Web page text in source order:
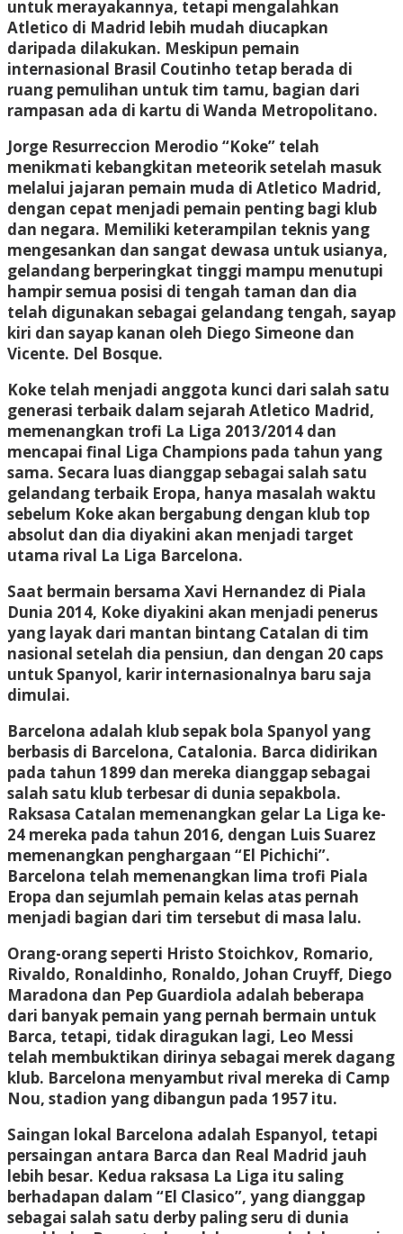
untuk merayakannya, tetapi mengalahkan
Atletico di Madrid lebih mudah diucapkan
daripada dilakukan. Meskipun pemain
internasional Brasil Coutinho tetap berada di
ruang pemulihan untuk tim tamu, bagian dari
rampasan ada di kartu di Wanda Metropolitano.
Jorge Resurreccion Merodio “Koke” telah
menikmati kebangkitan meteorik setelah masuk
melalui jajaran pemain muda di Atletico Madrid,
dengan cepat menjadi pemain penting bagi klub
dan negara. Memiliki keterampilan teknis yang
mengesankan dan sangat dewasa untuk usianya,
gelandang berperingkat tinggi mampu menutupi
hampir semua posisi di tengah taman dan dia
telah digunakan sebagai gelandang tengah, sayap
kiri dan sayap kanan oleh Diego Simeone dan
Vicente. Del Bosque.
Koke telah menjadi anggota kunci dari salah satu
generasi terbaik dalam sejarah Atletico Madrid,
memenangkan trofi La Liga 2013/2014 dan
mencapai final Liga Champions pada tahun yang
sama. Secara luas dianggap sebagai salah satu
gelandang terbaik Eropa, hanya masalah waktu
sebelum Koke akan bergabung dengan klub top
absolut dan dia diyakini akan menjadi target
utama rival La Liga Barcelona.
Saat bermain bersama Xavi Hernandez di Piala
Dunia 2014, Koke diyakini akan menjadi penerus
yang layak dari mantan bintang Catalan di tim
nasional setelah dia pensiun, dan dengan 20 caps
untuk Spanyol, karir internasionalnya baru saja
dimulai.
Barcelona adalah klub sepak bola Spanyol yang
berbasis di Barcelona, ​​Catalonia. Barca didirikan
pada tahun 1899 dan mereka dianggap sebagai
salah satu klub terbesar di dunia sepakbola.
Raksasa Catalan memenangkan gelar La Liga ke-
24 mereka pada tahun 2016, dengan Luis Suarez
memenangkan penghargaan “El Pichichi”.
Barcelona telah memenangkan lima trofi Piala
Eropa dan sejumlah pemain kelas atas pernah
menjadi bagian dari tim tersebut di masa lalu.
Orang-orang seperti Hristo Stoichkov, Romario,
Rivaldo, Ronaldinho, Ronaldo, Johan Cruyff, Diego
Maradona dan Pep Guardiola adalah beberapa
dari banyak pemain yang pernah bermain untuk
Barca, tetapi, tidak diragukan lagi, Leo Messi
telah membuktikan dirinya sebagai merek dagang
klub. Barcelona menyambut rival mereka di Camp
Nou, stadion yang dibangun pada 1957 itu.
Saingan lokal Barcelona adalah Espanyol, tetapi
persaingan antara Barca dan Real Madrid jauh
lebih besar. Kedua raksasa La Liga itu saling
berhadapan dalam “El Clasico”, yang dianggap
sebagai salah satu derby paling seru di dunia